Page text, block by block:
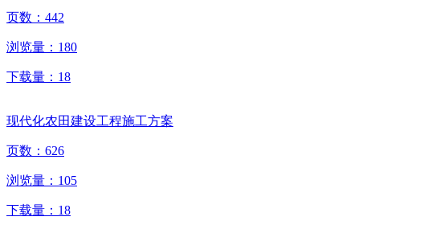
页数： 442
浏览量： 180
下载量： 18
现代化农田建设工程施工方案
页数： 626
浏览量： 105
下载量： 18